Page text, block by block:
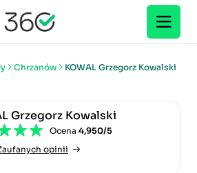
Chrzanów KOWAL Grzegorz Kowalski
Grzegorz Kowalski
Ocena 4,950/5
opinii